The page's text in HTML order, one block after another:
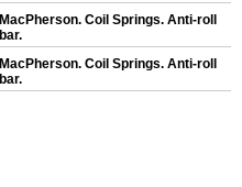
MacPherson. Coil Springs. Anti-roll
bar.
MacPherson. Coil Springs. Anti-roll
bar.